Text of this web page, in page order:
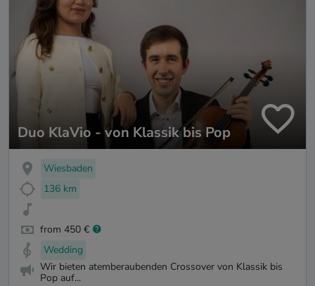
Duo KlaVio - von Klassik bis Pop
Wiesbaden
136 km
from 450 €
Wedding
Wir bieten atemberaubenden Crossover von Klassik bis
Pop auf...